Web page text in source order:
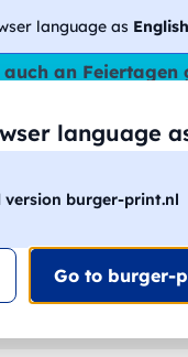
language as English
language
version burger-print.nl
Go to burger-
an Feiertagen
🔎
Mann Frau